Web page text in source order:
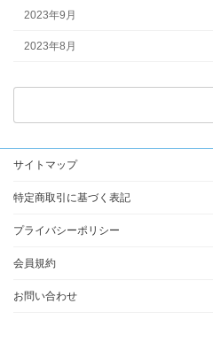
2023年9月
2023年8月
検
サイトマップ
特定商取引に基づく表記
プライバシーポリシー
会員規約
お問い合わせ